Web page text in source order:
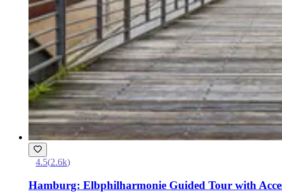
4.5(2.6k)
Hamburg: Elbphilharmonie Guided Tour with